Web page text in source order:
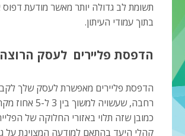
תשומת לב גדולה יותר מאשר מודעת
בתוך עמודי העיתון.
הדפסת פליירים לעסק
הדפסת פליירים מאפשרת לעסק שלך
רחבה, שעשויה למשוך
כמובן שזה תלוי באזורי החלוקה של
קהלי היעד בהתאם למודעה המצוינת על